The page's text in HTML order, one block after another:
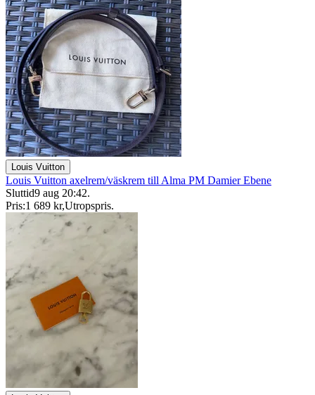
Louis Vuitton
Louis Vuitton axelrem/väskrem till Alma PM Damier Ebene
Sluttid9 aug 20:42.
Pris:1 689 kr,Utropspris.